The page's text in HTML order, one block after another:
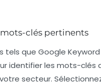
clés pertinents
tels que Google Keyword
identifier les mots-clés
secteur.